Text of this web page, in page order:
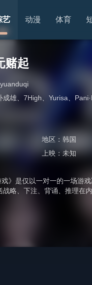
艺 动漫 体育
赌起
成雄 7High Yurisa
地区：韩国
上映：未知
》是仅以一对一的一场游
略、下注、背诵、推理在